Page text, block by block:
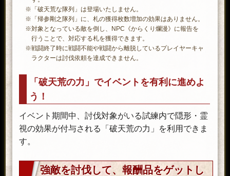
※「破天荒な隊列」は登場いたしません。
※「帰参剛之隊列」に、札の獲得枚数増加の効果はありません。
※対象となっている敵を倒し、NPC《からくり爛漫》に報告を
行うことで、対応する札を獲得できます。
※戦闘終了時に戦闘不能や戦闘から離脱しているプレイヤーキャ
ラクターは討伐依頼を達成できません。
「破天荒の力」でイベントを有利に進めよ
う！
イベント期間中、討伐対象がいる試練内で隠形・霊
視の効果が付与される「破天荒の力」を利用できま
す。
強敵を討伐して、報酬品をゲットし